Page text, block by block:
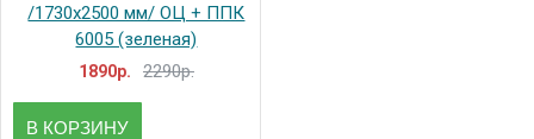
/1730x2500 мм/ ОЦ + ППК
6005 (зеленая)
1890р. 2290р.
В КОРЗИНУ